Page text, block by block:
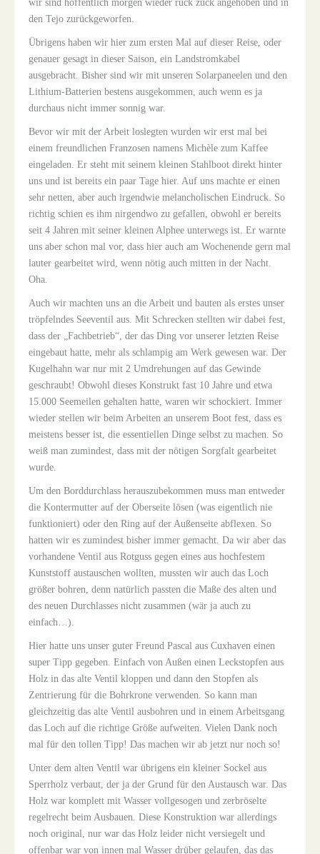
wir sind hoffentlich morgen wieder ruck zuck angehoben und in
den Tejo zurückgeworfen.
Übrigens haben wir hier zum ersten Mal auf dieser Reise, oder
genauer gesagt in dieser Saison, ein Landstromkabel
ausgebracht. Bisher sind wir mit unseren Solarpaneelen und den
Lithium-Batterien bestens ausgekommen, auch wenn es ja
durchaus nicht immer sonnig war.
Bevor wir mit der Arbeit loslegten wurden wir erst mal bei
einem freundlichen Franzosen namens Michèle zum Kaffee
eingeladen. Er steht mit seinem kleinen Stahlboot direkt hinter
uns und ist bereits ein paar Tage hier. Auf uns machte er einen
sehr netten, aber auch irgendwie melancholischen Eindruck. So
richtig schien es ihm nirgendwo zu gefallen, obwohl er bereits
seit 4 Jahren mit seiner kleinen Alphee unterwegs ist. Er warnte
uns aber schon mal vor, dass hier auch am Wochenende gern mal
lauter gearbeitet wird, wenn nötig auch mitten in der Nacht.
Oha.
Auch wir machten uns an die Arbeit und bauten als erstes unser
tröpfelndes Seeventil aus. Mit Schrecken stellten wir dabei fest,
dass der „Fachbetrieb“, der das Ding vor unserer letzten Reise
eingebaut hatte, mehr als schlampig am Werk gewesen war. Der
Kugelhahn war nur mit 2 Umdrehungen auf das Gewinde
geschraubt! Obwohl dieses Konstrukt fast 10 Jahre und etwa
15.000 Seemeilen gehalten hatte, waren wir schockiert. Immer
wieder stellen wir beim Arbeiten an unserem Boot fest, dass es
meistens besser ist, die essentiellen Dinge selbst zu machen. So
weiß man zumindest, dass mit der nötigen Sorgfalt gearbeitet
wurde.
Um den Borddurchlass herauszubekommen muss man entweder
die Kontermutter auf der Oberseite lösen (was eigentlich nie
funktioniert) oder den Ring auf der Außenseite abflexen. So
hatten wir es zumindest bisher immer gemacht. Da wir aber das
vorhandene Ventil aus Rotguss gegen eines aus hochfestem
Kunststoff austauschen wollten, mussten wir auch das Loch
größer bohren, denn natürlich passten die Maße des alten und
des neuen Durchlasses nicht zusammen (wär ja auch zu
einfach…).
Hier hatte uns unser guter Freund Pascal aus Cuxhaven einen
super Tipp gegeben. Einfach von Außen einen Leckstopfen aus
Holz in das alte Ventil kloppen und dann den Stopfen als
Zentrierung für die Bohrkrone verwenden. So kann man
gleichzeitig das alte Ventil ausbohren und in einem Arbeitsgang
das Loch auf die richtige Größe aufweiten. Vielen Dank noch
mal für den tollen Tipp! Das machen wir ab jetzt nur noch so!
Unter dem alten Ventil war übrigens ein kleiner Sockel aus
Sperrholz verbaut, der ja der Grund für den Austausch war. Das
Holz war komplett mit Wasser vollgesogen und zerbröselte
regelrecht beim Ausbauen. Diese Konstruktion war allerdings
noch original, nur war das Holz leider nicht versiegelt und
offenbar war von innen mal Wasser drüber gelaufen, das das